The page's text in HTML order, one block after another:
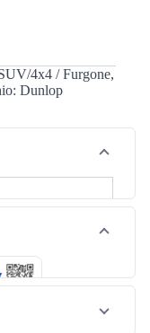
4x4 / Furgone,
Dunlop